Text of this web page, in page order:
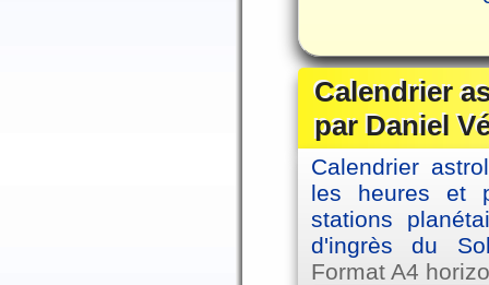
Calendrier
par Daniel
Calendrier
les heures et
stations
d'ingrès du
Format A4